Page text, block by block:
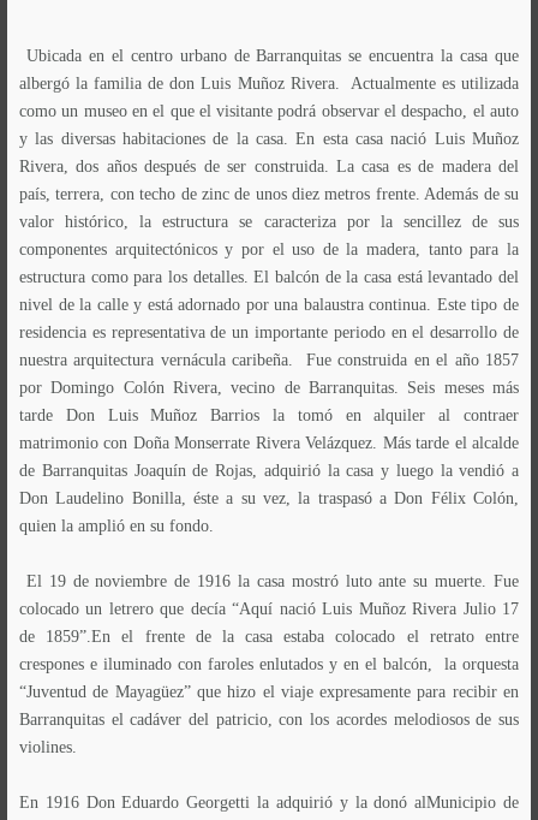
Ubicada en el centro urbano de Barranquitas se encuentra la casa que
albergó la familia de don Luis Muñoz Rivera. Actualmente es utilizada
como un museo en el que el visitante podrá observar el despacho, el auto
y las diversas habitaciones de la casa. En esta casa nació Luis Muñoz
Rivera, dos años después de ser construida. La casa es de madera del
país, terrera, con techo de zinc de unos diez metros frente. Además de su
valor histórico, la estructura se caracteriza por la sencillez de sus
componentes arquitectónicos y por el uso de la madera, tanto para la
estructura como para los detalles. El balcón de la casa está levantado del
nivel de la calle y está adornado por una balaustra continua. Este tipo de
residencia es representativa de un importante periodo en el desarrollo de
nuestra arquitectura vernácula caribeña. Fue construida en el año 1857
por Domingo Colón Rivera, vecino de Barranquitas. Seis meses más
tarde Don Luis Muñoz Barrios la tomó en alquiler al contraer
matrimonio con Doña Monserrate Rivera Velázquez. Más tarde el alcalde
de Barranquitas Joaquín de Rojas, adquirió la casa y luego la vendió a
Don Laudelino Bonilla, éste a su vez, la traspasó a Don Félix Colón,
quien la amplió en su fondo.
El 19 de noviembre de 1916 la casa mostró luto ante su muerte. Fue
colocado un letrero que decía “Aquí nació Luis Muñoz Rivera Julio 17
de 1859”.En el frente de la casa estaba colocado el retrato entre
crespones e iluminado con faroles enlutados y en el balcón, la orquesta
“Juventud de Mayagüez” que hizo el viaje expresamente para recibir en
Barranquitas el cadáver del patricio, con los acordes melodiosos de sus
violines.
En 1916 Don Eduardo Georgetti la adquirió y la donó alMunicipio de